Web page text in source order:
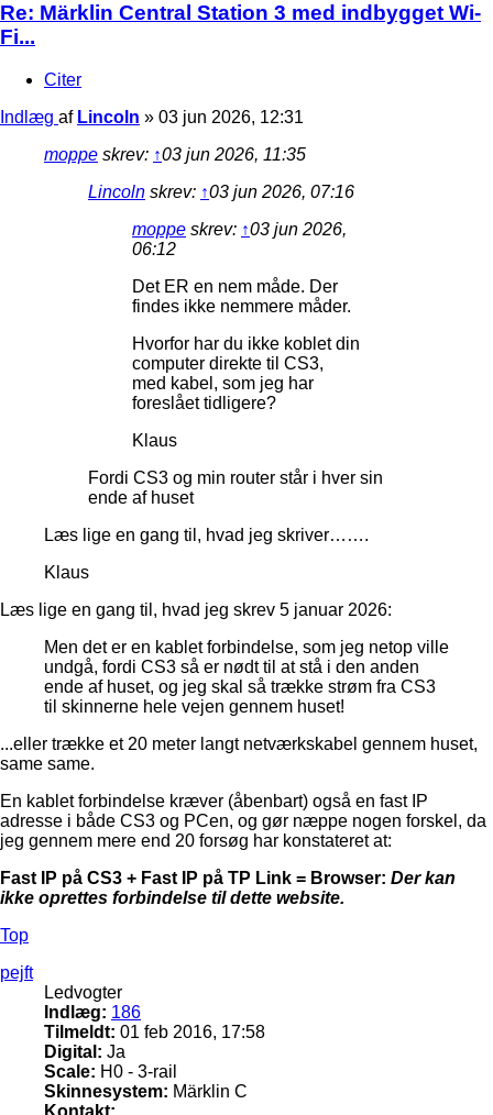
Re: Märklin Central Station 3 med indbygget Wi-
Fi...
Citer
Indlæg af Lincoln » 03 jun 2026, 12:31
moppe skrev: ↑03 jun 2026, 11:35
Lincoln skrev: ↑03 jun 2026, 07:16
moppe skrev: ↑03 jun 2026,
06:12
Det ER en nem måde. Der
findes ikke nemmere måder.
Hvorfor har du ikke koblet din
computer direkte til CS3,
med kabel, som jeg har
foreslået tidligere?
Klaus
Fordi CS3 og min router står i hver sin
ende af huset
Læs lige en gang til, hvad jeg skriver…….
Klaus
Læs lige en gang til, hvad jeg skrev 5 januar 2026:
Men det er en kablet forbindelse, som jeg netop ville
undgå, fordi CS3 så er nødt til at stå i den anden
ende af huset, og jeg skal så trække strøm fra CS3
til skinnerne hele vejen gennem huset!
...eller trække et 20 meter langt netværkskabel gennem huset,
same same.
En kablet forbindelse kræver (åbenbart) også en fast IP
adresse i både CS3 og PCen, og gør næppe nogen forskel, da
jeg gennem mere end 20 forsøg har konstateret at:
Fast IP på CS3 + Fast IP på TP Link = Browser: Der kan
ikke oprettes forbindelse til dette website.
Top
pejft
Ledvogter
Indlæg: 186
Tilmeldt: 01 feb 2016, 17:58
Digital: Ja
Scale: H0 - 3-rail
Skinnesystem: Märklin C
Kontakt: